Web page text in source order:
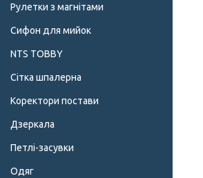
Рулетки з магнітами
Сифон для мийок
NTS TOBBY
Сітка шпалерна
Коректори постави
Дзеркала
Петлі-засувки
Одяг